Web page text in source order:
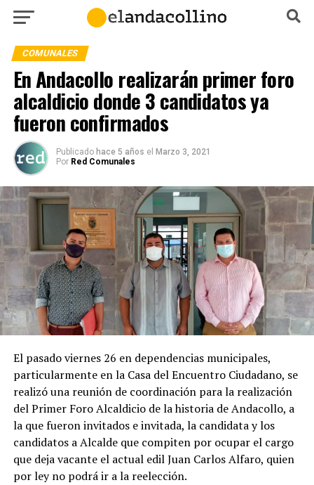
COMUNALES
En Andacollo realizarán primer foro
alcaldicio donde 3 candidatos ya
fueron confirmados
Publicado hace 5 años el Marzo 3, 2021
Por Red Comunales
El pasado viernes 26 en dependencias municipales,
particularmente en la Casa del Encuentro Ciudadano, se
realizó una reunión de coordinación para la realización
del Primer Foro Alcaldicio de la historia de Andacollo, a
la que fueron invitados e invitada, la candidata y los
candidatos a Alcalde que compiten por ocupar el cargo
que deja vacante el actual edil Juan Carlos Alfaro, quien
por ley no podrá ir a la reelección.